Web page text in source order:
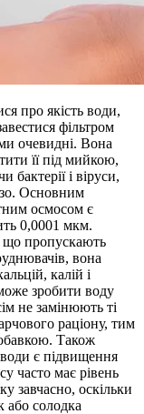
про якість води,
фільтром
очевидні. Вона
її під мийкою,
і віруси,
Основним
осмосом є
0,0001 мкм.
що пропускають
вона
калій і
зробити воду
не замінюють ті
раціону, тим
Також
води є підвищення
часто має рівень
завчасно, оскільки
або солодка